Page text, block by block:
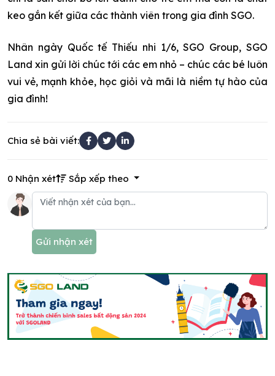
keo gắn kết giữa các thành viên trong gia đình SGO.
Nhân ngày Quốc tế Thiếu nhi 1/6, SGO Group, SGO
Land xin gửi lời chúc tới các em nhỏ – chúc các bé luôn
vui vẻ, mạnh khỏe, học giỏi và mãi là niềm tự hào của
gia đình!
Chia sẻ bài viết:
0 Nhận xét Sắp xếp theo
Gửi nhận xét